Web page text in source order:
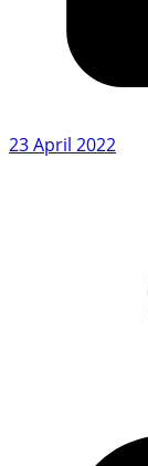
23 April 2022